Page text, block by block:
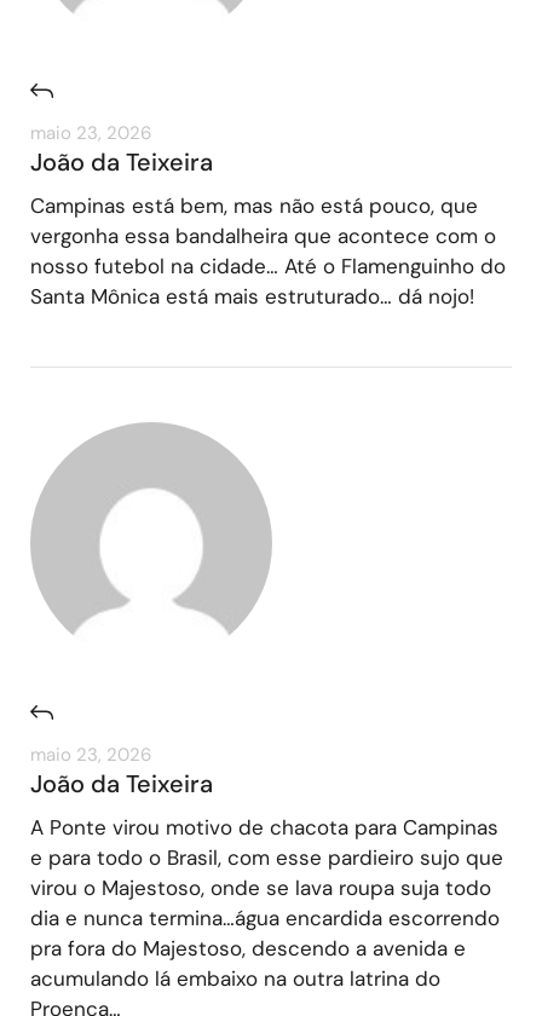
maio 23, 2026
João da Teixeira
Campinas está bem, mas não está pouco, que
vergonha essa bandalheira que acontece com o
nosso futebol na cidade… Até o Flamenguinho do
Santa Mônica está mais estruturado… dá nojo!
maio 23, 2026
João da Teixeira
A Ponte virou motivo de chacota para Campinas
e para todo o Brasil, com esse pardieiro sujo que
virou o Majestoso, onde se lava roupa suja todo
dia e nunca termina…água encardida escorrendo
pra fora do Majestoso, descendo a avenida e
acumulando lá embaixo na outra latrina do
Proença…